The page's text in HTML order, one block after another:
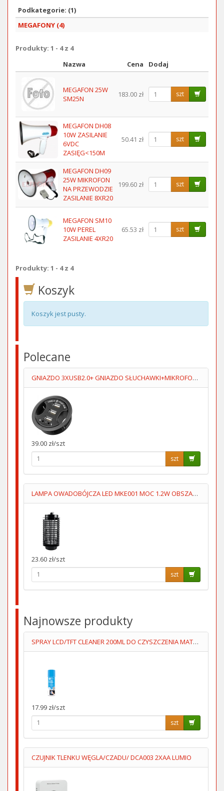
Podkategorie: (1)
MEGAFONY (4)
Produkty: 1 - 4 z 4
Obraz
Nazwa Cena Dodaj
MEGAFON 25W
SM25N
183.00 zł szt
MEGAFON DH08
10W ZASILANIE
6VDC
ZASIĘG<150M
50.41 zł szt
MEGAFON DH09
25W MIKROFON
NA PRZEWODZIE
ZASILANIE 8XR20
199.60 zł szt
MEGAFON SM10
10W PEREL
ZASILANIE 4XR20
65.53 zł szt
Produkty: 1 - 4 z 4
Koszyk
Koszyk jest pusty.
Polecane
GNIAZDO 3XUSB2.0+ GNIAZDO SŁUCHAWKI+MIKROFOPN 1.5M
39.00 zł/szt
szt
LAMPA OWADOBÓJCZA LED MKE001 MOC 1.2W OBSZAR 30m2
23.60 zł/szt
szt
Najnowsze produkty
SPRAY LCD/TFT CLEANER 200ML DO CZYSZCZENIA MATRYC LCD/TFT
17.99 zł/szt
szt
CZUJNIK TLENKU WĘGLA/CZADU/ DCA003 2XAA LUMIO